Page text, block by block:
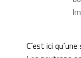
C´est ici